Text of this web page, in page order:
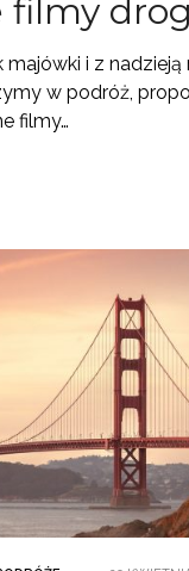
filmy
i z nadzieją
w podróż,
filmy…